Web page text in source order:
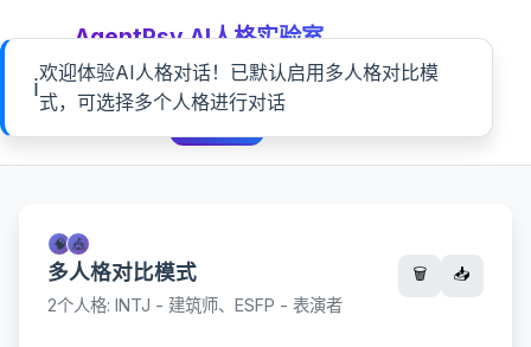
AgentPsy AI人格实验室
哪个大模型人格最稳定？他们最稳定的人格类型又是什么……
💬 对话
🧠 🎪
多人格对比模式
2个人格: INTJ - 建筑师、ESFP - 表演者
🗑️ 📥
ℹ️
欢迎体验AI人格对话！已默认启用多人格对比模
式，可选择多个人格进行对话